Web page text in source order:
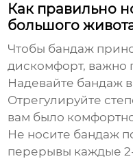
Как правильно
большого
Чтобы бандаж
дискомфорт, важно
Надевайте бандаж
Отрегулируйте
вам было
Не носите бандаж
перерывы каждые